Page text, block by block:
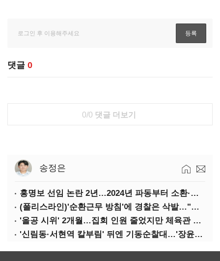
댓글 0
0/0 댓글 더보기
송정은
홍명보 선임 논란 2년…2024년 파동부터 소환·압색까지
(폴리스라인)'순환근무 방침'에 경찰은 삭발…"베테랑·수사력 보강 먼저"
'올공 시위' 2개월…집회 인원 줄었지만 체육관 봉쇄 계속
'신림동·서현역 칼부림' 뒤엔 기동순찰대…'장윤기 은폐·조작' 후엔 내부비리수사대